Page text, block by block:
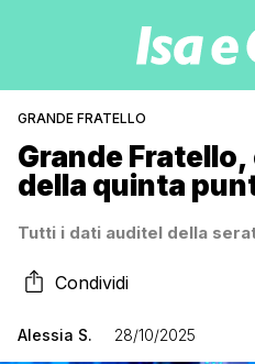
GRANDE FRATELLO
Grande
della quinta
Tutti i dati auditel della
Condividi
Alessia S. 28/10/2025